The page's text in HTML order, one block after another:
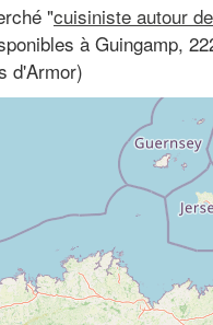
"cuisiniste autour
à Guingamp,
d'Armor)